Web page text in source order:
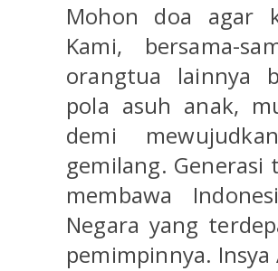
Mohon doa agar
Kami, bersama-
orangtua lainnya
pola asuh anak,
demi
gemilang. Generasi
membawa
Negara yang
pemimpinnya.